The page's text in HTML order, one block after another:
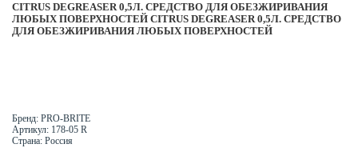
CITRUS DEGREASER 0,5Л. СРЕДСТВО ДЛЯ ОБЕЗЖИРИВАНИЯ
ЛЮБЫХ ПОВЕРХНОСТЕЙ CITRUS DEGREASER 0,5Л. СРЕДСТВО
ДЛЯ ОБЕЗЖИРИВАНИЯ ЛЮБЫХ ПОВЕРХНОСТЕЙ
Бренд: PRO-BRITE
Артикул: 178-05 R
Страна: Россия